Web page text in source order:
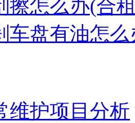
擦怎么办(合
车盘有油怎
维护项目分析